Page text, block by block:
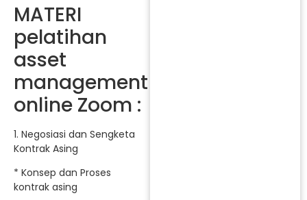
MATERI
pelatihan
asset
management
online Zoom :
1. Negosiasi dan Sengketa
Kontrak Asing
* Konsep dan Proses
kontrak asing